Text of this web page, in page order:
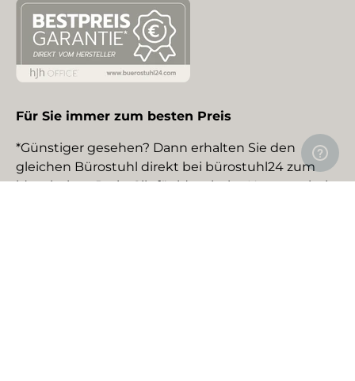
Für Sie immer zum besten Preis
*Günstiger gesehen? Dann erhalten Sie den
gleichen Bürostuhl direkt bei bürostuhl24 zum
identischen Preis. Gilt für identische Neuware bei